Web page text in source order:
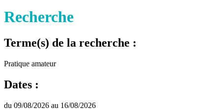
Recherche
Terme(s) de la recherche :
Pratique amateur
Dates :
du 09/08/2026 au 16/08/2026